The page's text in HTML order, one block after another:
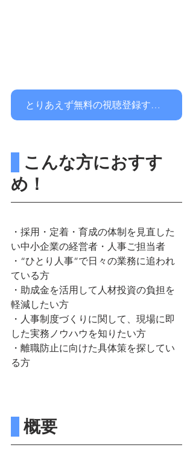
とりあえず無料の視聴登録する！
こんな方におすす
め！
・採用・定着・育成の体制を見直した
い中小企業の経営者・人事ご担当者
・“ひとり人事”で日々の業務に追われ
ている方
・助成金を活用して人材投資の負担を
軽減したい方
・人事制度づくりに関して、現場に即
した実務ノウハウを知りたい方
・離職防止に向けた具体策を探してい
る方
概要